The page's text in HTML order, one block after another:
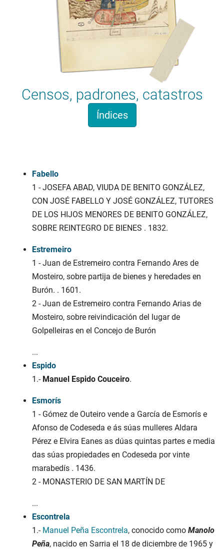
Censos, padrones, catastros
Índices
Fabello
1 - JOSEFA ABAD, VIUDA DE BENITO GONZÁLEZ,
CON JOSÉ FABELLO Y JOSÉ GONZÁLEZ, TUTORES
DE LOS HIJOS MENORES DE BENITO GONZÁLEZ,
SOBRE REINTEGRO DE BIENES . 1832.
Estremeiro
1 - Juan de Estremeiro contra Fernando Ares de
Mosteiro, sobre partija de bienes y heredades en
Burón. . 1601.
2 - Juan de Estremeiro contra Fernando Arias de
Mosteiro, sobre reivindicación del lugar de
Golpelleiras en el Concejo de Burón
...
Espido
1.- Manuel Espido Couceiro.
Esmorís
1 - Gómez de Outeiro vende a García de Esmorís e
Afonso de Codeseda e ás súas mulleres Aldara
Pérez e Elvira Eanes as dúas quintas partes e media
das súas propiedades en Codeseda por vinte
marabedís . 1436.
2 - MONASTERIO DE SAN MARTÍN DE
...
Escontrela
1.- Manuel Peña Escontrela, conocido como Manolo
Peña, nacido en Sarria el 18 de diciembre de 1965 y